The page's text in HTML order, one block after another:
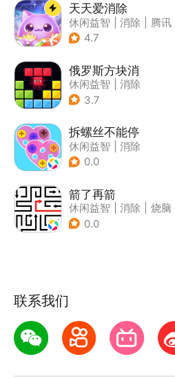
天天爱消除
休闲益智 消除
腾讯
| 单机
4.7
俄罗斯方块消
休闲益智
消除
| 俄罗斯方块
3.7
拆螺丝不能停
休闲益智
消除
0.0
箭了再箭
休闲益智 消除
烧脑
| 清新
0.0
联系我们